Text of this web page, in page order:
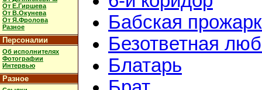
От Е.Гиршева
От В.Окунева
От Я.Фролова
Разное
Персоналии
Об исполнителях
Фотографии
Интервью
Разное
Бабская
Безответная
Блатарь